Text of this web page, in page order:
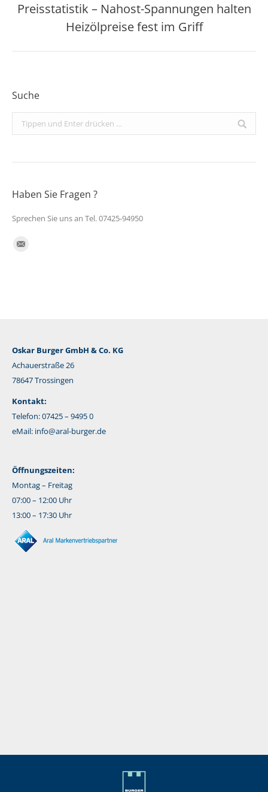
Nächster
Beitrag:
Preisstatistik – Nahost-Spannungen halten
Heizölpreise fest im Griff
Suche
Search:
Haben Sie Fragen ?
Sprechen Sie uns an Tel. 07425-94950
Finden Sie uns auf:
Oskar Burger GmbH & Co. KG
Achauerstraße 26
78647 Trossingen
Kontakt:
Telefon: 07425 – 9495 0
eMail: info@aral-burger.de
Öffnungszeiten:
Montag – Freitag
07:00 – 12:00 Uhr
13:00 – 17:30 Uhr